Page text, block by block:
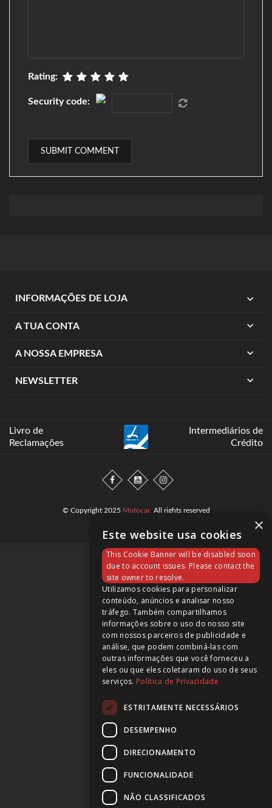
Rating:
Security code:
INFORMAÇÕES DE LOJA expand_more
A TUA CONTA expand_more
A NOSSA EMPRESA expand_more
NEWSLETTER expand_more
Livro de
Reclamações
Intermediários de
Crédito
© Copyright 2025 Motocar. All rights reserved
×
Este website usa cookies
This Cookie Banner will be disabled soon
due to account issues. Please contact the
site owner to resolve.
Utilizamos cookies para personalizar
conteúdo, anúncios e analisar nosso
tráfego. Também compartilhamos
informações sobre o uso do nosso site
com nossos parceiros de publicidade e
análise, que podem combiná-las com
outras informações que você forneceu a
eles ou que eles coletaram do uso de seus
serviços. Política de Privacidade
ESTRITAMENTE NECESSÁRIOS
DESEMPENHO
DIRECIONAMENTO
FUNCIONALIDADE
NÃO CLASSIFICADOS